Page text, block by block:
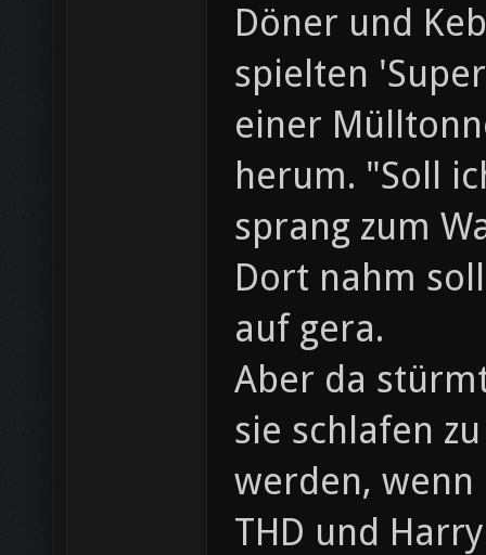
Döner und
spielten
einer
herum. "Soll
sprang zum
Dort nahm
auf gera.
Aber da
sie schlafen
werden, wenn
THD und